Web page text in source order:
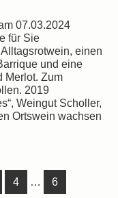
07.03.2024
für Sie
einen
und eine
Merlot. Zum
2019
Weingut Scholler,
Ortswein wachsen
4 … 6